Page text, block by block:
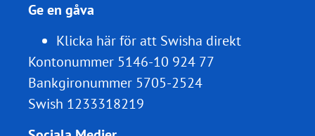
Ge en gåva
Klicka här för att Swisha direkt
Kontonummer 5146-10 924 77
Bankgironummer 5705-2524
Swish 1233318219